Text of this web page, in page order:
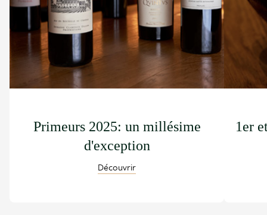
Primeurs 2025: un millésime
d'exception
Découvrir
1er